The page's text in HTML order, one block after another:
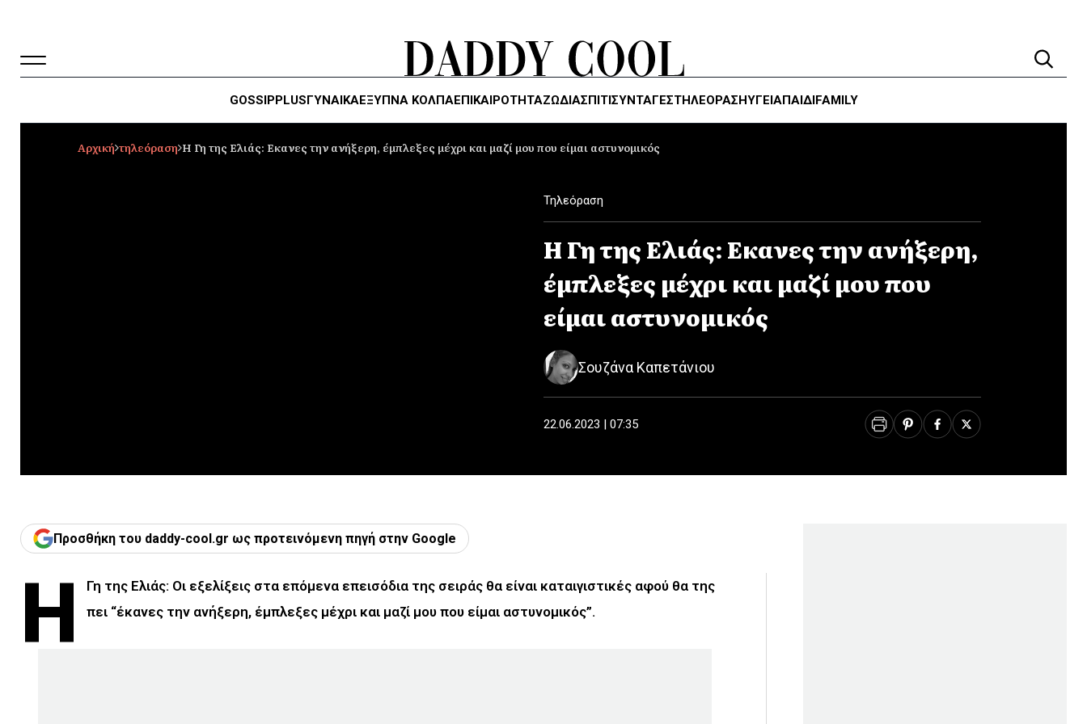
GOSSIPPLUSΓΥΝΑΙΚΑΈΞΥΠΝΑ ΚΌΛΠΑΕΠΙΚΑΙΡΟΤΗΤΑΖΏΔΙΑΣΠΙΤΙΣΥΝΤΑΓΕΣΤΗΛΕΌΡΑΣΗΥΓΕΊΑΠΑΙΔΙFAMILY
Αρχική τηλεόραση Η Γη της Ελιάς: Eκανες την ανήξερη, έμπλεξες μέχρι και μαζί μου που είμαι αστυνομικός
Τηλεόραση
Η Γη της Ελιάς: Eκανες την ανήξερη,
έμπλεξες μέχρι και μαζί μου που
είμαι αστυνομικός
Σουζάνα Καπετάνιου
22.06.2023 | 07:35
Προσθήκη του daddy-cool.gr ως προτεινόμενη πηγή στην Google
Η
Γη της Ελιάς: Οι εξελίξεις στα επόμενα επεισόδια της σειράς θα είναι καταιγιστικές αφού θα της
πει “έκανες την ανήξερη, έμπλεξες μέχρι και μαζί μου που είμαι αστυνομικός”.